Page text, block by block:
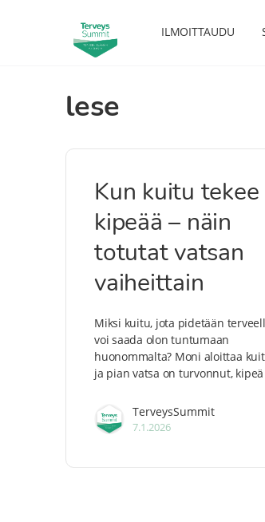
ILMOITTAUDU
lese
Kun kuitu tekee
kipeää – näin
totutat vatsan
vaiheittain
Miksi kuitu, jota pidetään
voi saada olon tuntumaan
huonommalta? Moni aloittaa
ja pian vatsa on turvonnut,
TerveysSummit
7.1.2026